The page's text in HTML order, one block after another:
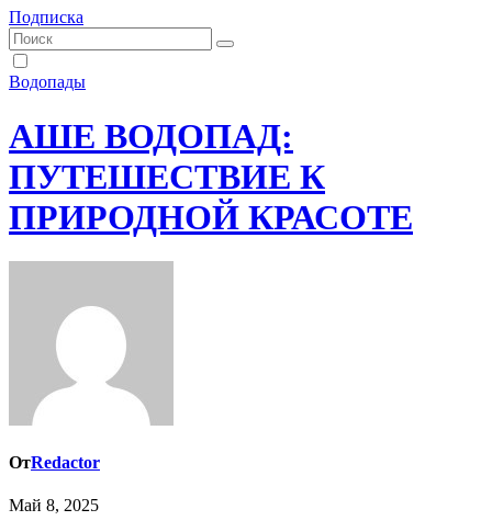
Подписка
Водопады
АШЕ ВОДОПАД:
ПУТЕШЕСТВИЕ К
ПРИРОДНОЙ КРАСОТЕ
ОтRedactor
Май 8, 2025